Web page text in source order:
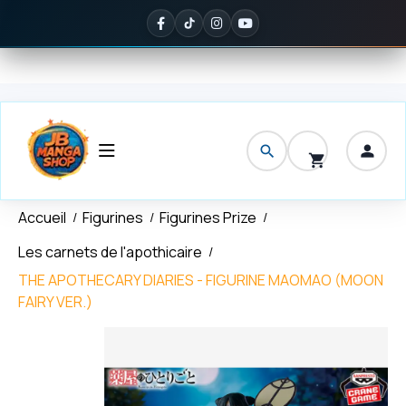
5/5 sur Google— ils en parlent mieux que nous
Accueil Figurines
Figurines Prize
Les carnets de l'apothicaire
THE APOTHECARY DIARIES - FIGURINE MAOMAO (MOON
FAIRY VER.)
Panneau de gestion des cookies